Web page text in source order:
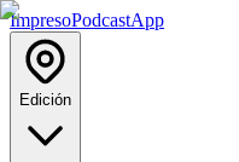
ImpresoPodcastApp
Edición